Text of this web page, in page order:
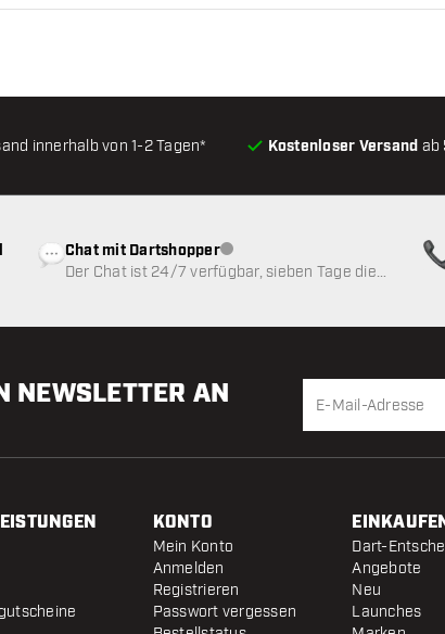
innerhalb von 1-2 Tagen* Kostenloser Versand ab
Chat mit DartshopperKundenservice nicht verfügbar
Der Chat ist 24/7 verfügbar, sieben Tage die
NEWSLETTER AN
KONTO
Mein Konto
Anmelden
Registrieren
Passwort vergessen
Dart-
Angebote
Neu
Launches